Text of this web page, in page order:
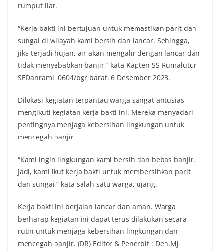
rumput liar.
“Kerja bakti ini bertujuan untuk memastikan parit dan
sungai di wilayah kami bersih dan lancar. Sehingga,
jika terjadi hujan, air akan mengalir dengan lancar dan
tidak menyebabkan banjir,” kata Kapten SS Rumalutur
SEDanramil 0604/bgr barat. 6 Desember 2023.
Dilokasi kegiatan terpantau warga sangat antusias
mengikuti kegiatan kerja bakti ini. Mereka menyadari
pentingnya menjaga kebersihan lingkungan untuk
mencegah banjir.
“Kami ingin lingkungan kami bersih dan bebas banjir.
Jadi, kami ikut kerja bakti untuk membersihkan parit
dan sungai,” kata salah satu warga, ujang.
Kerja bakti ini berjalan lancar dan aman. Warga
berharap kegiatan ini dapat terus dilakukan secara
rutin untuk menjaga kebersihan lingkungan dan
mencegah banjir. (DR) Editor & Penerbit : Den.Mj